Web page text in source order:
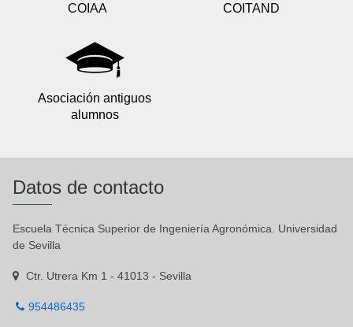
COIAA COITAND
Asociación antiguos
alumnos
Datos de contacto
Escuela Técnica Superior de Ingeniería Agronómica. Universidad
de Sevilla
Ctr. Utrera Km 1 - 41013 - Sevilla
954486435